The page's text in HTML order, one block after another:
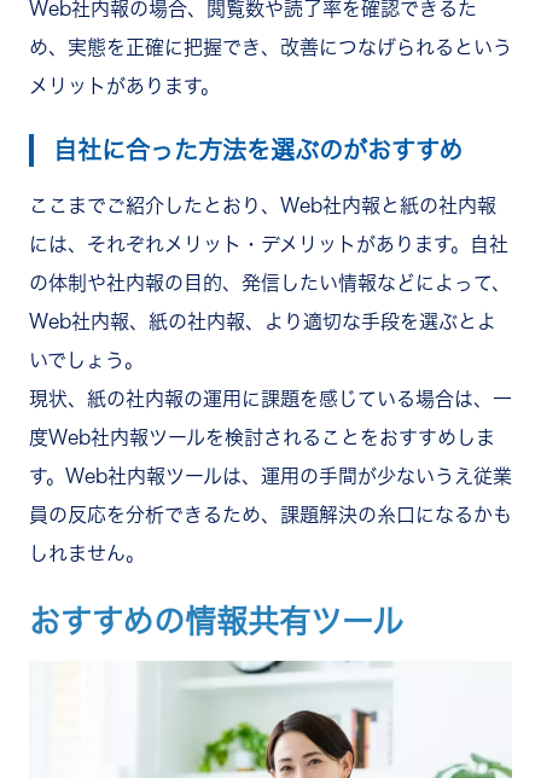
Web社内報の場合、閲覧数や読了率を確認できるた
め、実態を正確に把握でき、改善につなげられるという
メリットがあります。
自社に合った方法を選ぶのがおすすめ
ここまでご紹介したとおり、Web社内報と紙の社内報
には、それぞれメリット・デメリットがあります。自社
の体制や社内報の目的、発信したい情報などによって、
Web社内報、紙の社内報、より適切な手段を選ぶとよ
いでしょう。
現状、紙の社内報の運用に課題を感じている場合は、一
度Web社内報ツールを検討されることをおすすめしま
す。Web社内報ツールは、運用の手間が少ないうえ従業
員の反応を分析できるため、課題解決の糸口になるかも
しれません。
おすすめの情報共有ツール